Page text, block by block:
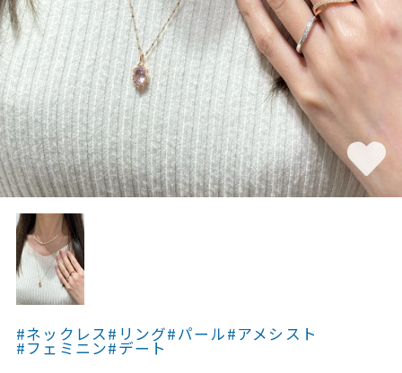
カラー
誕生石
モチーフ
石の色
ファッションテイス
ト
着用シーン
#ネックレス#リング#パール#アメシスト
#フェミニン#デート